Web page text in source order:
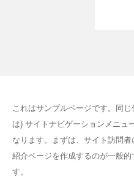
これはサンプルページです。同
は) サイトナビゲーションメニュ
なります。まずは、サイト訪問
紹介ページを作成するのが一般
す。